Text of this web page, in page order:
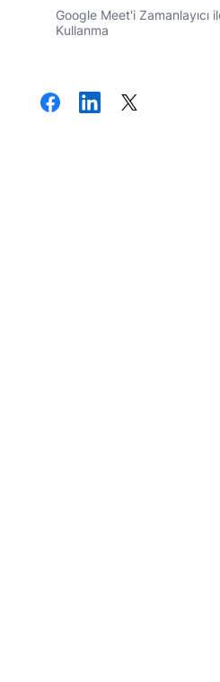
Google Meet'i Zamanlayıcı
Kullanma